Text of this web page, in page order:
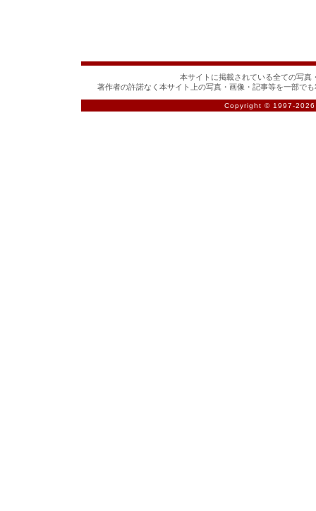
本サイトに掲載されている全ての写真
著作者の許諾なく本サイト上の写真・画像・記事等を一部で
Copyright © 1997-